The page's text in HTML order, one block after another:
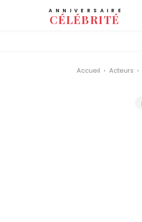
ANNIVERSAIRE
CÉLÉBRITÉ
Accueil › Acteurs ›